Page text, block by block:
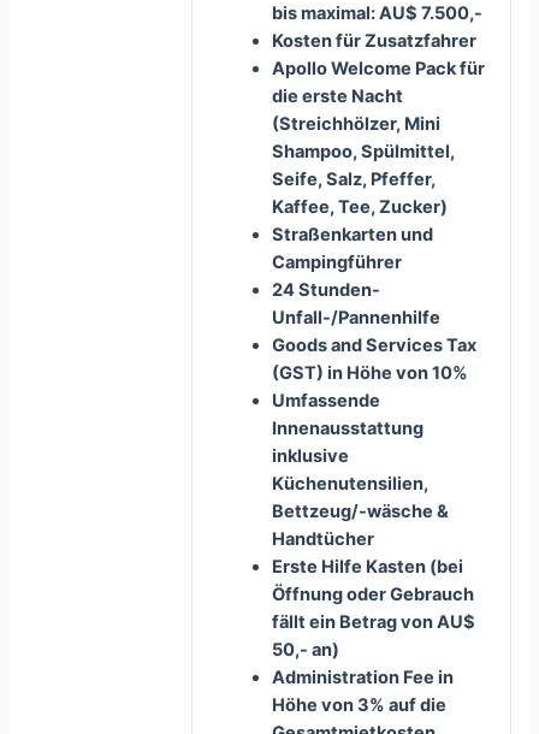
bis maximal: AU$ 7.500,-
Kosten für Zusatzfahrer
Apollo Welcome Pack für
die erste Nacht
(Streichhölzer, Mini
Shampoo, Spülmittel,
Seife, Salz, Pfeffer,
Kaffee, Tee, Zucker)
Straßenkarten und
Campingführer
24 Stunden-
Unfall-/Pannenhilfe
Goods and Services Tax
(GST) in Höhe von 10%
Umfassende
Innenausstattung
inklusive
Küchenutensilien,
Bettzeug/-wäsche &
Handtücher
Erste Hilfe Kasten (bei
Öffnung oder Gebrauch
fällt ein Betrag von AU$
50,- an)
Administration Fee in
Höhe von 3% auf die